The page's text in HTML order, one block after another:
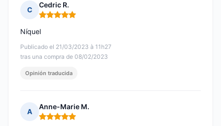
C
Cedric R.
Nota: 5 de 5
Publicado el 21/03/2023 à 11h27
tras una compra de 08/02/2023
Níquel
Opinión traducida
A
Anne-Marie M.
Nota: 5 de 5